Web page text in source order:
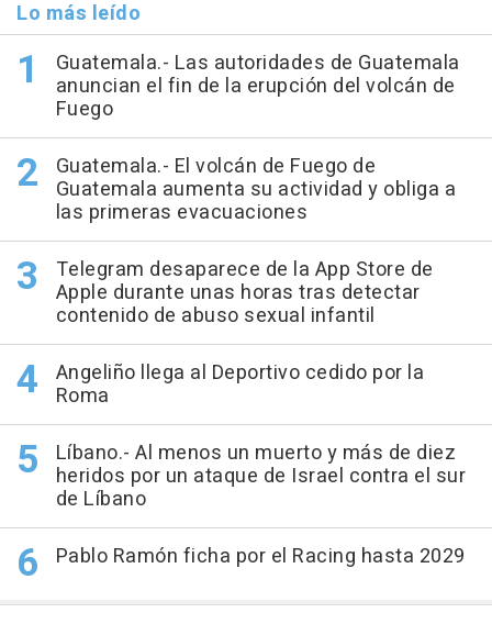
Lo más leído
Guatemala.- Las autoridades de Guatemala
anuncian el fin de la erupción del volcán de
Fuego
Guatemala.- El volcán de Fuego de
Guatemala aumenta su actividad y obliga a
las primeras evacuaciones
Telegram desaparece de la App Store de
Apple durante unas horas tras detectar
contenido de abuso sexual infantil
Angeliño llega al Deportivo cedido por la
Roma
Líbano.- Al menos un muerto y más de diez
heridos por un ataque de Israel contra el sur
de Líbano
Pablo Ramón ficha por el Racing hasta 2029